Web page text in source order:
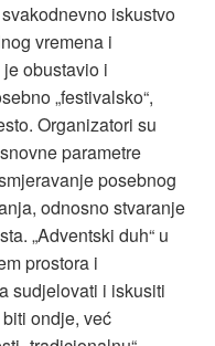
iskustvo
vremena i
obustavio i
„festivalsko“,
Organizatori su
parametre
posebnog
odnosno stvaranje
„Adventski duh“ u
prostora i
sudjelovati i iskusiti
ondje, već